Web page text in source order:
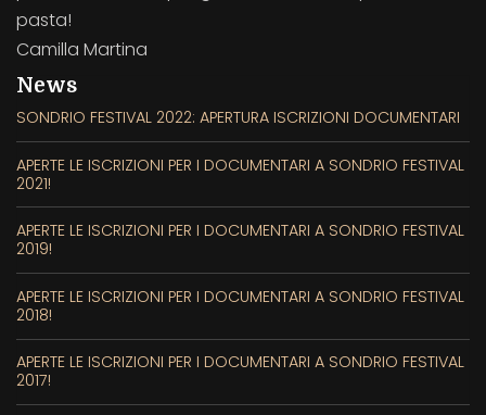
pasta!
Camilla Martina
News
SONDRIO FESTIVAL 2022: APERTURA ISCRIZIONI DOCUMENTARI
APERTE LE ISCRIZIONI PER I DOCUMENTARI A SONDRIO FESTIVAL
2021!
APERTE LE ISCRIZIONI PER I DOCUMENTARI A SONDRIO FESTIVAL
2019!
APERTE LE ISCRIZIONI PER I DOCUMENTARI A SONDRIO FESTIVAL
2018!
APERTE LE ISCRIZIONI PER I DOCUMENTARI A SONDRIO FESTIVAL
2017!